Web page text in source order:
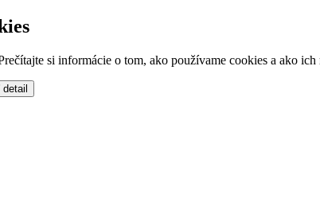
si informácie o tom, ako používame cookies a ako